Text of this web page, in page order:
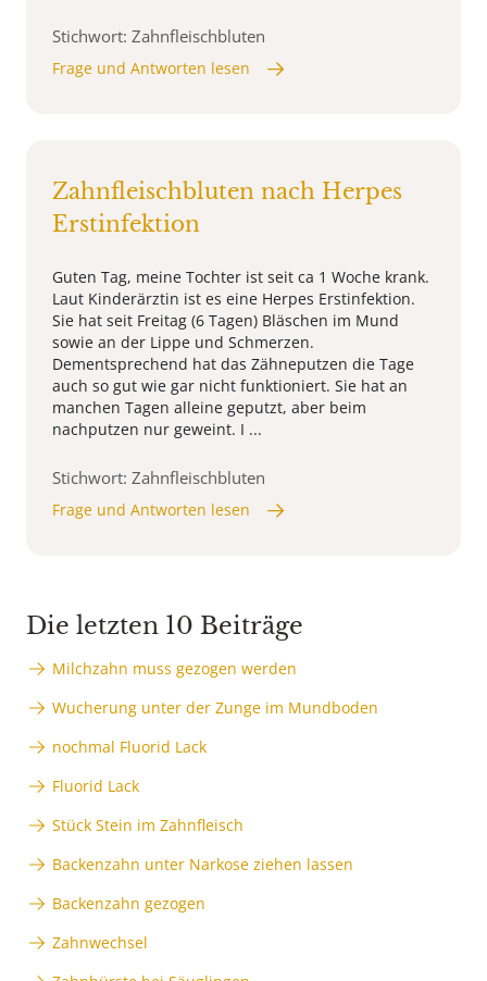
Stichwort: Zahnfleischbluten
Frage und Antworten lesen
Zahnfleischbluten nach Herpes
Erstinfektion
Guten Tag, meine Tochter ist seit ca 1 Woche krank.
Laut Kinderärztin ist es eine Herpes Erstinfektion.
Sie hat seit Freitag (6 Tagen) Bläschen im Mund
sowie an der Lippe und Schmerzen.
Dementsprechend hat das Zähneputzen die Tage
auch so gut wie gar nicht funktioniert. Sie hat an
manchen Tagen alleine geputzt, aber beim
nachputzen nur geweint. I ...
Stichwort: Zahnfleischbluten
Frage und Antworten lesen
Die letzten 10 Beiträge
Milchzahn muss gezogen werden
Wucherung unter der Zunge im Mundboden
nochmal Fluorid Lack
Fluorid Lack
Stück Stein im Zahnfleisch
Backenzahn unter Narkose ziehen lassen
Backenzahn gezogen
Zahnwechsel